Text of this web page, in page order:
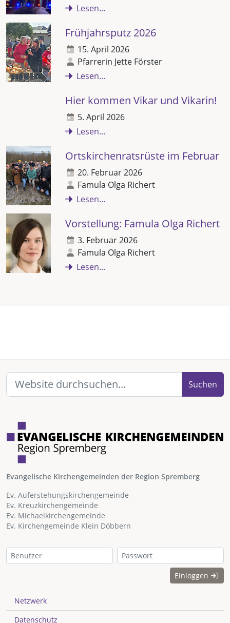
Lesen...
Frühjahrsputz 2026
15. April 2026
Pfarrerin Jette Förster
Lesen...
Hier kommen Vikar und Vikarin!
5. April 2026
Lesen...
Ortskirchenratsrüste im Februar
20. Februar 2026
Famula Olga Richert
Lesen...
Vorstellung: Famula Olga Richert
3. Februar 2026
Famula Olga Richert
Lesen...
Suchen
Evangelische Kirchengemeinden der Region Spremberg
Ev. Auferstehungskirchengemeinde
Ev. Kreuzkirchengemeinde
Ev. Michaelkirchengemeinde
Ev. Kirchengemeinde Klein Döbbern
Einloggen
Netzwerk
Datenschutz